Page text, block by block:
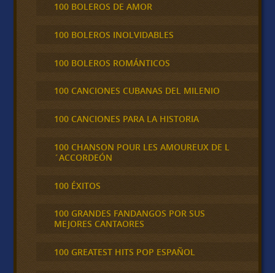
100 BOLEROS DE AMOR
100 BOLEROS INOLVIDABLES
100 BOLEROS ROMÁNTICOS
100 CANCIONES CUBANAS DEL MILENIO
100 CANCIONES PARA LA HISTORIA
100 CHANSON POUR LES AMOUREUX DE L
´ACCORDEÓN
100 ÉXITOS
100 GRANDES FANDANGOS POR SUS
MEJORES CANTAORES
100 GREATEST HITS POP ESPAÑOL